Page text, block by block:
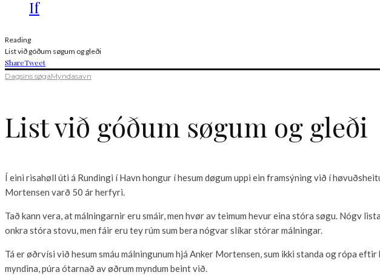
If
Reading
List við góðum søgum og gleði
ShareTweet
Dagsins søgaMyndasavn
List við góðum søgum og gleði
Í eini risahøll úti á Rundingi í Havn hongur í hesum døgum uppi ein framsýning við í
Mortensen varð 50 ár herfyri.
Tað kann vera, at málningarnir eru smáir, men hvør av teimum hevur eina stóra søgu. Nógv
onkra stóra stovu, men fáir eru tey rúm sum bera nógvar slíkar stórar málningar.
Tá er øðrvísi við hesum smáu málningunum hjá Anker Mortensen, sum ikki standa og rópa
myndina, púra ótarnað av øðrum myndum beint við.